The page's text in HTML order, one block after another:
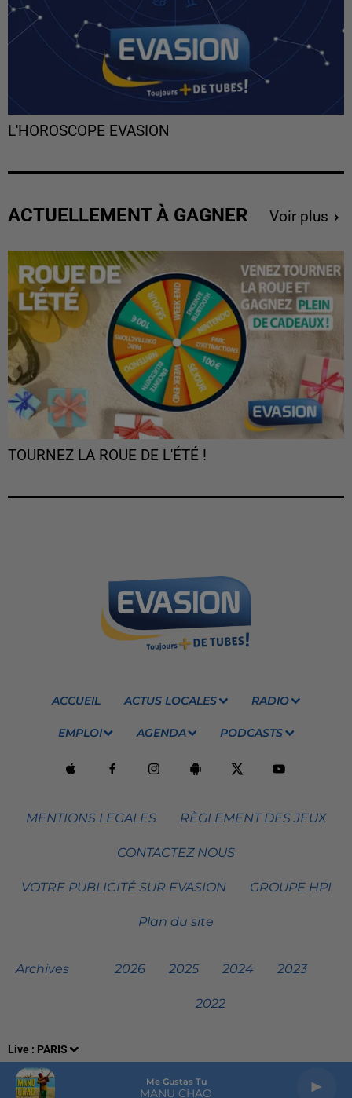
Live : PARIS
Me Gustas Tu
MANU CHAO
L'HOROSCOPE EVASION
ACTUELLEMENT À GAGNER Voir plus
TOURNEZ LA ROUE DE L'ÉTÉ !
ACCUEIL ACTUS LOCALES RADIO
EMPLOI AGENDA PODCASTS
MENTIONS LEGALES RÈGLEMENT DES JEUX
CONTACTEZ NOUS
VOTRE PUBLICITÉ SUR EVASION GROUPE HPI
Plan du site
Archives 2026 2025 2024 2023
2022